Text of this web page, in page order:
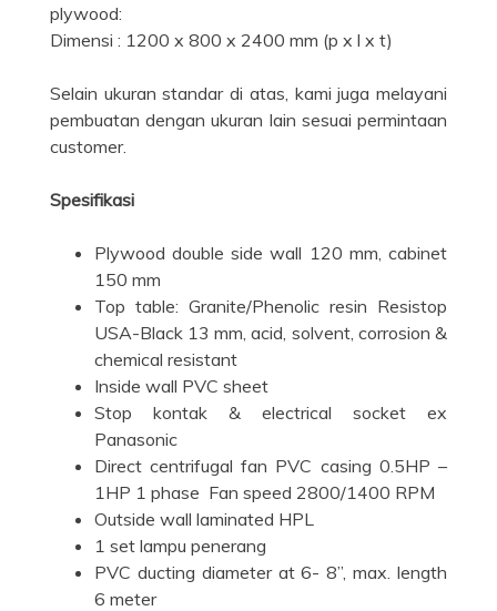
plywood:
Dimensi : 1200 x 800 x 2400 mm (p x l x t)
Selain ukuran standar di atas, kami juga melayani
pembuatan dengan ukuran lain sesuai permintaan
customer.
Spesifikasi
Plywood double side wall 120 mm, cabinet
150 mm
Top table: Granite/Phenolic resin Resistop
USA-Black 13 mm, acid, solvent, corrosion &
chemical resistant
Inside wall PVC sheet
Stop kontak & electrical socket ex
Panasonic
Direct centrifugal fan PVC casing 0.5HP –
1HP 1 phase Fan speed 2800/1400 RPM
Outside wall laminated HPL
1 set lampu penerang
PVC ducting diameter at 6- 8”, max. length
6 meter